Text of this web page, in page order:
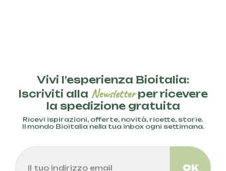
Vivi l’esperienza Bioitalia:
Iscriviti alla Newsletterper ricevere
la spedizione gratuita
Ricevi ispirazioni, offerte, novità, ricette, storie.
Il mondo Bioitalia nella tua inbox ogni settimana.